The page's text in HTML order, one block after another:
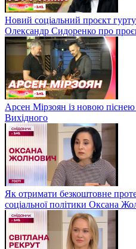
Новий соціальний проєкт
Олександр Сидоренко про
Арсен Мірзоян із новою піснею
Вихідного
Як отримати безкоштовне
соціальної політики Оксана